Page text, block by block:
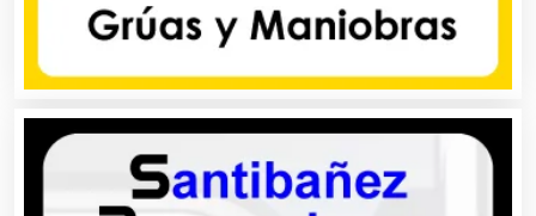
Autopartes Eléctricas
Avaluos